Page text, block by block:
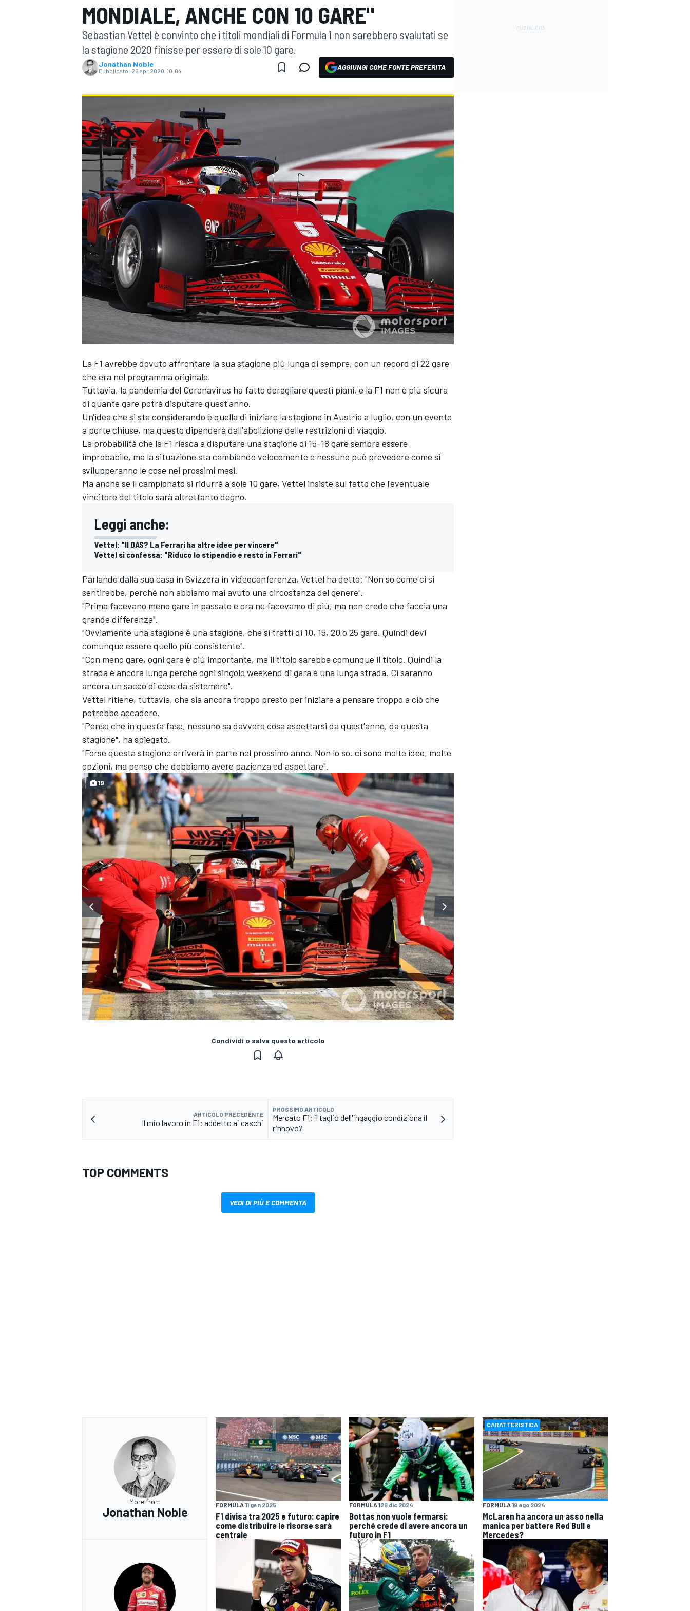
MOTOGP WEC
WRC
MONOPOSTO
ENDURANCE/GT
MONOMARCA
MONDIALE, ANCHE CON 10 GARE"
Sebastian Vettel è convinto che i titoli mondiali di Formula 1 non sarebbero svalutati se
la stagione 2020 finisse per essere di sole 10 gare.
Jonathan Noble
Pubblicato: 22 apr 2020, 10:04 AGGIUNGI COME FONTE PREFERITA
La F1 avrebbe dovuto affrontare la sua stagione più lunga di sempre, con un record di 22 gare
che era nel programma originale.
Tuttavia, la pandemia del Coronavirus ha fatto deragliare questi piani, e la F1 non è più sicura
di quante gare potrà disputare quest'anno.
Un'idea che si sta considerando è quella di iniziare la stagione in Austria a luglio, con un evento
a porte chiuse, ma questo dipenderà dall'abolizione delle restrizioni di viaggio.
La probabilità che la F1 riesca a disputare una stagione di 15-18 gare sembra essere
improbabile, ma la situazione sta cambiando velocemente e nessuno può prevedere come si
svilupperanno le cose nei prossimi mesi.
Ma anche se il campionato si ridurrà a sole 10 gare, Vettel insiste sul fatto che l'eventuale
vincitore del titolo sarà altrettanto degno.
Leggi anche:
Vettel: "Il DAS? La Ferrari ha altre idee per vincere"
Vettel si confessa: "Riduco lo stipendio e resto in Ferrari"
Parlando dalla sua casa in Svizzera in videoconferenza, Vettel ha detto: "Non so come ci si
sentirebbe, perché non abbiamo mai avuto una circostanza del genere".
"Prima facevano meno gare in passato e ora ne facevamo di più, ma non credo che faccia una
grande differenza".
"Ovviamente una stagione è una stagione, che si tratti di 10, 15, 20 o 25 gare. Quindi devi
comunque essere quello più consistente".
"Con meno gare, ogni gara è più importante, ma il titolo sarebbe comunque il titolo. Quindi la
strada è ancora lunga perché ogni singolo weekend di gara è una lunga strada. Ci saranno
ancora un sacco di cose da sistemare".
Vettel ritiene, tuttavia, che sia ancora troppo presto per iniziare a pensare troppo a ciò che
potrebbe accadere.
"Penso che in questa fase, nessuno sa davvero cosa aspettarsi da quest'anno, da questa
stagione", ha spiegato.
"Forse questa stagione arriverà in parte nel prossimo anno. Non lo so. ci sono molte idee, molte
opzioni, ma penso che dobbiamo avere pazienza ed aspettare".
19
Condividi o salva questo articolo
ARTICOLO PRECEDENTE
Il mio lavoro in F1: addetto ai caschi
PROSSIMO ARTICOLO
Mercato F1: il taglio dell'ingaggio condiziona il
rinnovo?
TOP COMMENTS
VEDI DI PIÙ E COMMENTA
More from
Jonathan Noble
FORMULA 11 gen 2025
F1 divisa tra 2025 e futuro: capire
come distribuire le risorse sarà
centrale
FORMULA 126 dic 2024
Bottas non vuole fermarsi:
perché crede di avere ancora un
futuro in F1
CARATTERISTICA
FORMULA 19 ago 2024
McLaren ha ancora un asso nella
manica per battere Red Bull e
Mercedes?